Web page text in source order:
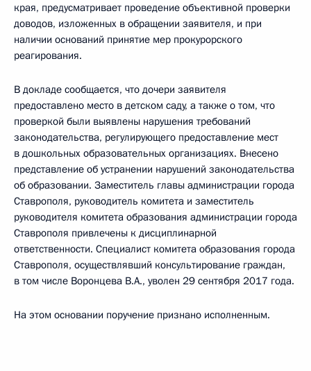
края, предусматривает проведение объективной проверки
доводов, изложенных в обращении заявителя, и при
наличии оснований принятие мер прокурорского
реагирования.
В докладе сообщается, что дочери заявителя
предоставлено место в детском саду, а также о том, что
проверкой были выявлены нарушения требований
законодательства, регулирующего предоставление мест
в дошкольных образовательных организациях. Внесено
представление об устранении нарушений законодательства
об образовании. Заместитель главы администрации города
Ставрополя, руководитель комитета и заместитель
руководителя комитета образования администрации города
Ставрополя привлечены к дисциплинарной
ответственности. Специалист комитета образования города
Ставрополя, осуществлявший консультирование граждан,
в том числе Воронцева В.А., уволен 29 сентября 2017 года.
На этом основании поручение признано исполненным.